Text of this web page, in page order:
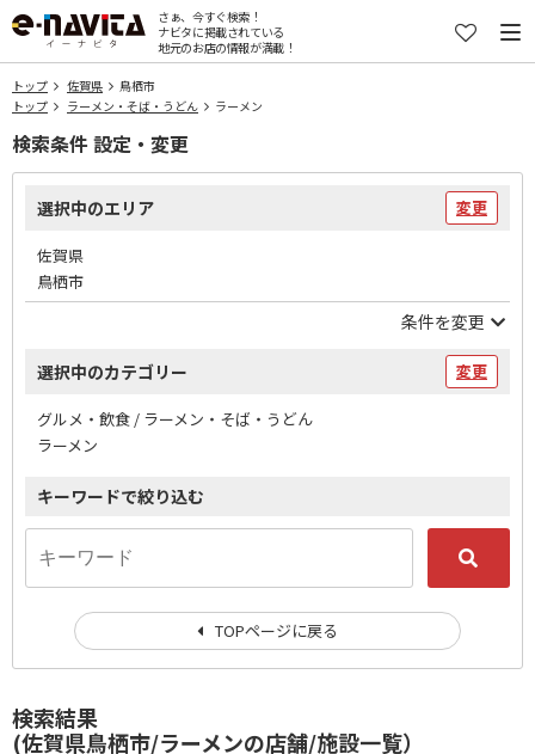
さぁ、今すぐ検索！
ナビタに掲載されている
地元のお店の情報が満載！
トップ 佐賀県
鳥栖市
トップ
ラーメン・そば・うどん ラーメン
検索結果
(佐賀県鳥栖市/ラーメンの店舗/施設一覧）
検索条件 設定・変更
選択中のエリア 変更
佐賀県
鳥栖市
条件を変更
選択中のカテゴリー 変更
グルメ・飲食 / ラーメン・そば・うどん
ラーメン
キーワードで絞り込む
TOPページに戻る